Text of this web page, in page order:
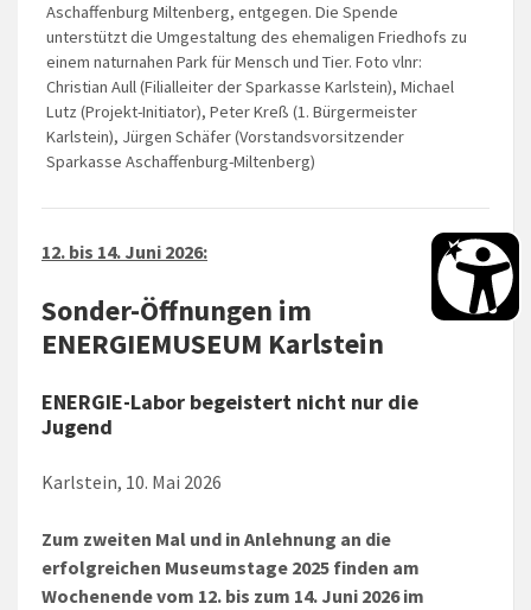
Aschaffenburg Miltenberg, entgegen. Die Spende
unterstützt die Umgestaltung des ehemaligen Friedhofs zu
einem naturnahen Park für Mensch und Tier. Foto vlnr:
Christian Aull (Filialleiter der Sparkasse Karlstein), Michael
Lutz (Projekt-Initiator), Peter Kreß (1. Bürgermeister
Karlstein), Jürgen Schäfer (Vorstandsvorsitzender
Sparkasse Aschaffenburg-Miltenberg)
12. bis 14. Juni 2026:
Sonder-Öffnungen im
ENERGIEMUSEUM Karlstein
ENERGIE-Labor begeistert nicht nur die
Jugend
Karlstein, 10. Mai 2026
Zum zweiten Mal und in Anlehnung an die
erfolgreichen Museumstage 2025 finden am
Wochenende vom 12. bis zum 14. Juni 2026 im